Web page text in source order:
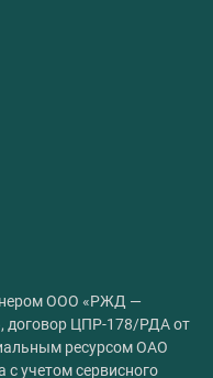
ООО «РЖД —
договор ЦПР-178/РДА от
ресурсом ОАО
учетом сервисного